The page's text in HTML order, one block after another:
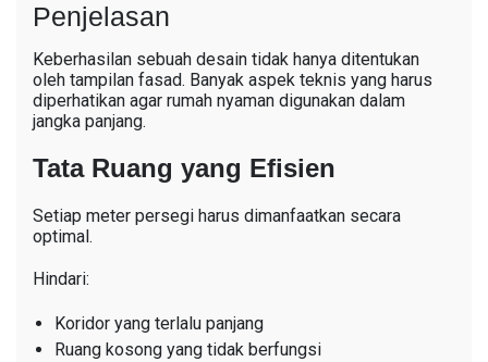
Penjelasan
Keberhasilan sebuah desain tidak hanya ditentukan
oleh tampilan fasad. Banyak aspek teknis yang harus
diperhatikan agar rumah nyaman digunakan dalam
jangka panjang.
Tata Ruang yang Efisien
Setiap meter persegi harus dimanfaatkan secara
optimal.
Hindari:
Koridor yang terlalu panjang
Ruang kosong yang tidak berfungsi